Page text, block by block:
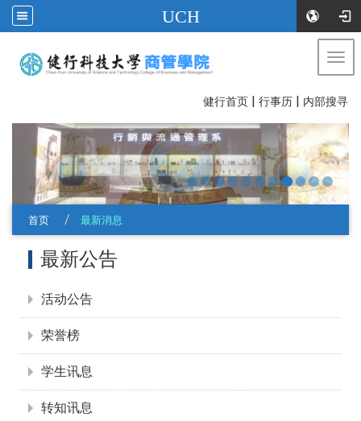
UCH
健行首页 | 行事历 | 内部搜寻
首页 最新消息
最新公告
活动公告
荣誉榜
学生讯息
转知讯息